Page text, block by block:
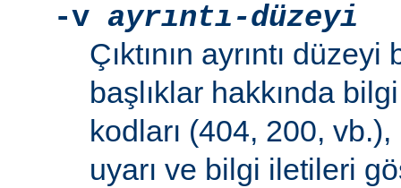
-v ayrıntı-düzeyi
Çıktının ayrıntı
başlıklar hakkında
kodları (404, 200, vb.),
uyarı ve bilgi iletileri